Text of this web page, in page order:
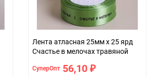
Лента атласная 25мм х 25 ярд
Счастье в мелочах травяной
СуперОпт 56,10 ₽